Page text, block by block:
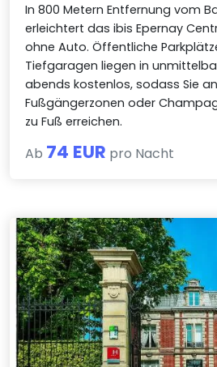
In 800 Metern Entfernung vom
erleichtert das ibis Epernay
ohne Auto. Öffentliche
Tiefgaragen liegen in
abends kostenlos, sodass Sie
Fußgängerzonen oder
zu Fuß erreichen.
Ab 74 EUR pro Nacht